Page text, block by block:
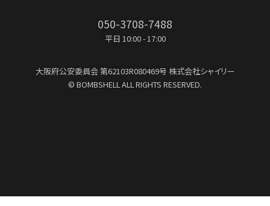
050-3708-7488
平日 10:00 - 17:00
大阪府公安委員会第62103R080469号 株式会社シャイリー
© BOMBSHELL ALL RIGHTS RESERVED.